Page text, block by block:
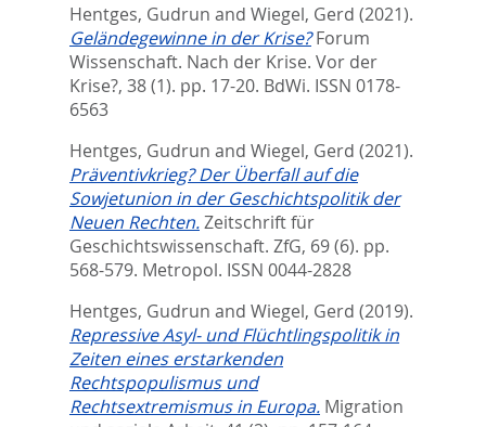
Hentges, Gudrun and Wiegel, Gerd (2021).
Geländegewinne in der Krise? Forum
Wissenschaft. Nach der Krise. Vor der
Krise?, 38 (1). pp. 17-20. BdWi. ISSN 0178-
6563
Hentges, Gudrun and Wiegel, Gerd (2021).
Präventivkrieg? Der Überfall auf die
Sowjetunion in der Geschichtspolitik der
Neuen Rechten.Zeitschrift für
Geschichtswissenschaft. ZfG, 69 (6). pp.
568-579. Metropol. ISSN 0044-2828
Hentges, Gudrun and Wiegel, Gerd (2019).
Repressive Asyl- und Flüchtlingspolitik in
Zeiten eines erstarkenden
Rechtspopulismus und
Rechtsextremismus in Europa. Migration